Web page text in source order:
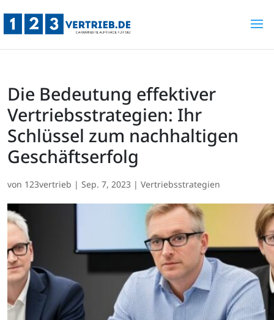
Die Bedeutung effektiver
Vertriebsstrategien: Ihr
Schlüssel zum nachhaltigen
Geschäftserfolg
von 123vertrieb | Sep. 7, 2023 | Vertriebsstrategien